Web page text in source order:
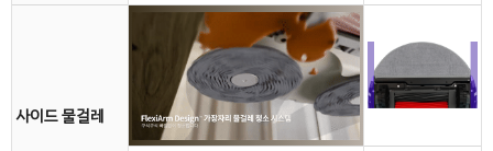
사이드 물걸레